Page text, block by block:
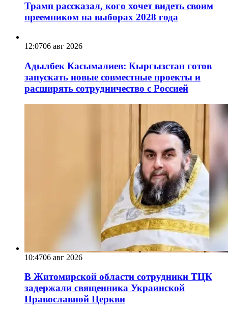
Трамп рассказал, кого хочет видеть своим
преемником на выборах 2028 года
12:0706 авг 2026
Адылбек Касымалиев: Кыргызстан готов
запускать новые совместные проекты и
расширять сотрудничество с Россией
10:4706 авг 2026
В Житомирской области сотрудники ТЦК
задержали священника Украинской
Православной Церкви